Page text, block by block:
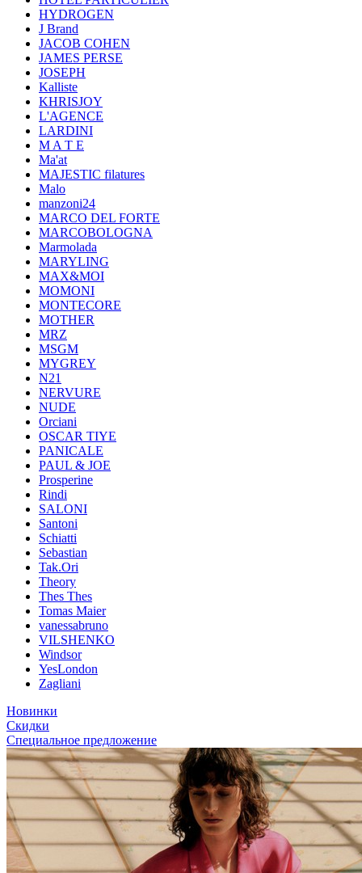
HYDROGEN
J Brand
JACOB COHEN
JAMES PERSE
JOSEPH
Kalliste
KHRISJOY
L'AGENCE
LARDINI
M A T E
Ma'at
MAJESTIC filatures
Malo
manzoni24
MARCO DEL FORTE
MARCOBOLOGNA
Marmolada
MARYLING
MAX&MOI
MOMONI
MONTECORE
MOTHER
MRZ
MSGM
MYGREY
N21
NERVURE
NUDE
Orciani
OSCAR TIYE
PANICALE
PAUL & JOE
Prosperine
Rindi
SALONI
Santoni
Schiatti
Sebastian
Tak.Ori
Theory
Thes Thes
Tomas Maier
vanessabruno
VILSHENKO
Windsor
YesLondon
Zagliani
Новинки
Скидки
Специальное предложение